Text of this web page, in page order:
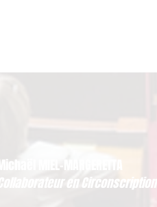
Michaël MIEL-MARGERETTA
Collaborateur en Circonscription